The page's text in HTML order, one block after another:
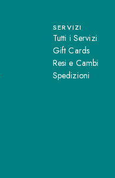
SERVIZI
Tutti i Servizi
Gift Cards
Resi e Cambi
Spedizioni